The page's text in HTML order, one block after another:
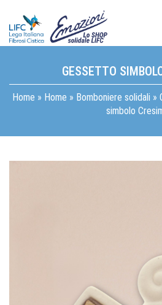
GESSETTO
Home » Home » Bomboniere solidali »
simbolo